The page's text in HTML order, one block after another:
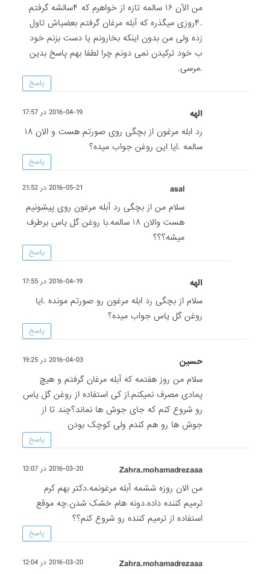
من الآن ۱۶ سالمه تازه از خواهرم که ۴سالشه گرفتم
.۴روزی میگذره که آبله مرغان گرفتم بعضیاش تاول
زده ولی من بدون اینکه بخارونم یا دست بزنم خود
ب خود ترکیدن نمی دونم چرا لطفا بهم پاسخ بدین
.مرسی.
پاسخ
الهه 2016-04-19 در 17:57
رد ابله مرغون از بچگی روی صورتم هست و الان ۱۸
سالمه .ایا این روغن جواب میده؟
پاسخ
asal 2016-05-21 در 21:52
سلام من از بچگی رد آبله مرغون روی پیشونیم
هست والان ۱۸ سالمه.با روغن گل یاس برطرف
میشه؟؟؟
پاسخ
الهه 2016-04-19 در 17:55
سلام از بچگی رد ابله مرغون رو صورتم مونده .ایا
روغن گل یاس جواب میده؟
پاسخ
حسین 2016-04-03 در 19:25
سلام من روز هفتمه که آبله مرغان گرفتم و هیچ
پمادی مصرف نمیکنم.از کی استفاده از روغن گل یاس
رو شروع کنم که جای جوش ها نماند؟چند تا از
جوش ها رو هم کندم ولی کوچک بودن
پاسخ
Zahra.mohamadrezaaa 2016-03-20 در 12:07
من الان روزه ششمه آبله مرغونمه.دکتر بهم کرم
ترمیم کننده داده.دونه هام خشک شدن.چه موقع
استفاده از ترمیم کننده رو شروع کنم؟؟
پاسخ
Zahra.mohamadrezaaa 2016-03-20 در 12:04